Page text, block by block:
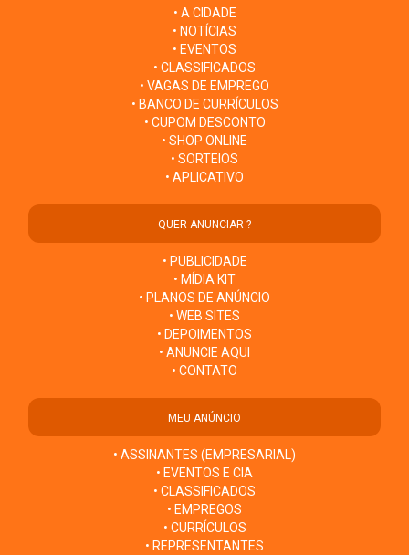
• A CIDADE
• NOTÍCIAS
• EVENTOS
• CLASSIFICADOS
• VAGAS DE EMPREGO
• BANCO DE CURRÍCULOS
• CUPOM DESCONTO
• SHOP ONLINE
• SORTEIOS
• APLICATIVO
QUER ANUNCIAR ?
• PUBLICIDADE
• MÍDIA KIT
• PLANOS DE ANÚNCIO
• WEB SITES
• DEPOIMENTOS
• ANUNCIE AQUI
• CONTATO
MEU ANÚNCIO
• ASSINANTES (EMPRESARIAL)
• EVENTOS E CIA
• CLASSIFICADOS
• EMPREGOS
• CURRÍCULOS
• REPRESENTANTES